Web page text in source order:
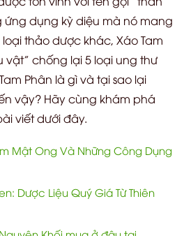
dụng kỳ diệu mà nó mang
thảo dược khác, Xáo Tam
vật” chống lại 5 loại ung thư
Phân là gì và tại sao lại
vậy? Hãy cùng khám phá
viết dưới đây.
Mật Ong Và Những Công Dụng
Dược Liệu Quý Giá Từ Thiên